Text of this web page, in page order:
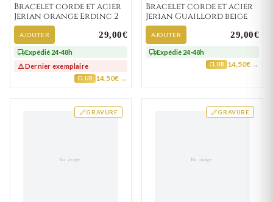
Bracelet corde et acier
Jerian orange Erdinc 2
AJOUTER 29,00€
Expédié 24-48h
⚠️ Dernier exemplaire
CLUB 14,50€ →
Bracelet corde et acier
Jerian Guaillord beige
AJOUTER 29,00€
Expédié 24-48h
CLUB 14,50€ →
GRAVURE GRAVURE